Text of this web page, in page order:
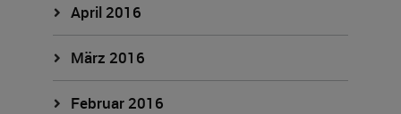
April 2016
März 2016
Februar 2016